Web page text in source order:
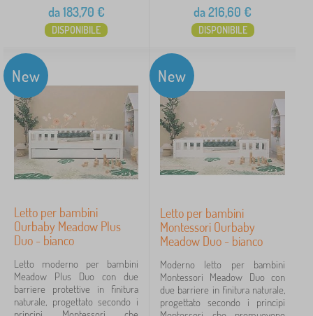
da183,70 €
DISPONIBILE
da216,60 €
DISPONIBILE
New
Letto per bambini
Ourbaby Meadow Plus
Duo - bianco
Letto moderno per bambini
Meadow Plus Duo con due
barriere protettive in finitura
naturale, progettato secondo i
New
Letto per bambini
Montessori Ourbaby
Meadow Duo - bianco
Moderno letto per bambini
Montessori Meadow Duo con
due barriere in finitura naturale,
progettato secondo i principi